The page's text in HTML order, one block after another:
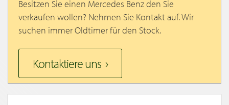
Besitzen Sie einen Mercedes Benz den Sie
verkaufen wollen? Nehmen Sie Kontakt auf. Wir
suchen immer Oldtimer für den Stock.
Kontaktiere uns